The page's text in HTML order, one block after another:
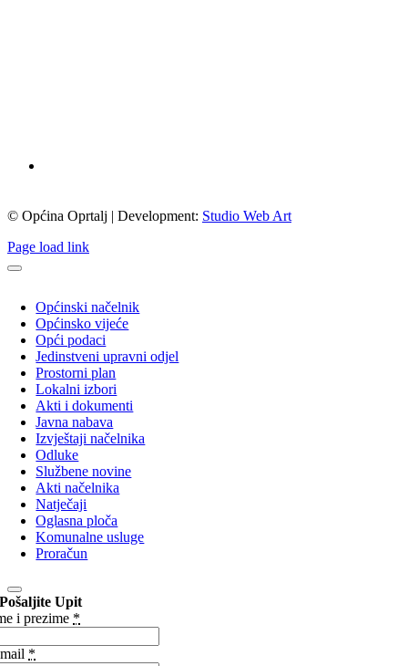
© Općina Oprtalj | Development: Studio Web Art
Page load link
Općinski načelnik
Općinsko vijeće
Opći podaci
Jedinstveni upravni odjel
Prostorni plan
Lokalni izbori
Akti i dokumenti
Javna nabava
Izvještaji načelnika
Odluke
Službene novine
Akti načelnika
Natječaji
Oglasna ploča
Komunalne usluge
Proračun
Pošaljite Upit
i prezime *
*